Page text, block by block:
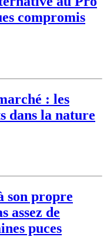
compromis
: les
dans la nature
son propre
assez de
puces